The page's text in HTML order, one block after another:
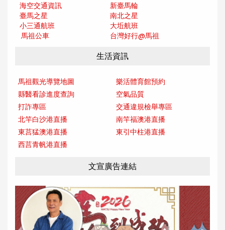
海空交通資訊
新臺馬輪
臺馬之星
南北之星
小三通航班
大坵航班
馬祖公車
台灣好行@馬祖
生活資訊
馬祖觀光導覽地圖
樂活體育館預約
縣醫看診進度查詢
空氣品質
打詐專區
交通違規檢舉專區
北竿白沙港直播
南竿福澳港直播
東莒猛澳港直播
東引中柱港直播
西莒青帆港直播
文宣廣告連結